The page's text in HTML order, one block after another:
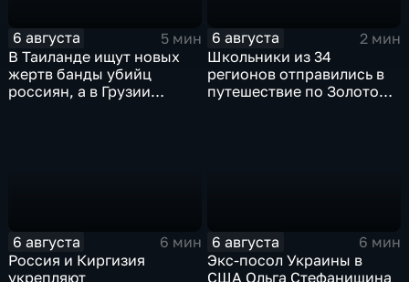
6 августа
5 мин
В Таиланде ищут новых
жертв банды убийц
россиян, а в Грузии
6 августа
2 мин
Школьники из 34
регионов отправились в
путешествие по Золотому
6 августа
6 мин
Россия и Киргизия
укрепляют
6 августа
6 мин
Экс-посол Украины в
США Ольга Стефанишина